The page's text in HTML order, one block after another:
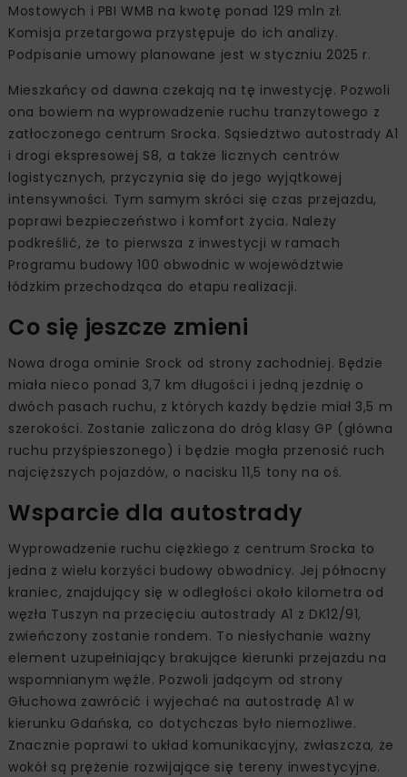
Mostowych i PBI WMB na kwotę ponad 129 mln zł.
Komisja przetargowa przystępuje do ich analizy.
Podpisanie umowy planowane jest w styczniu 2025 r.
Mieszkańcy od dawna czekają na tę inwestycję. Pozwoli
ona bowiem na wyprowadzenie ruchu tranzytowego z
zatłoczonego centrum Srocka. Sąsiedztwo autostrady A1
i drogi ekspresowej S8, a także licznych centrów
logistycznych, przyczynia się do jego wyjątkowej
intensywności. Tym samym skróci się czas przejazdu,
poprawi bezpieczeństwo i komfort życia. Należy
podkreślić, że to pierwsza z inwestycji w ramach
Programu budowy 100 obwodnic w województwie
łódzkim przechodząca do etapu realizacji.
Co się jeszcze zmieni
Nowa droga ominie Srock od strony zachodniej. Będzie
miała nieco ponad 3,7 km długości i jedną jezdnię o
dwóch pasach ruchu, z których każdy będzie miał 3,5 m
szerokości. Zostanie zaliczona do dróg klasy GP (główna
ruchu przyśpieszonego) i będzie mogła przenosić ruch
najcięższych pojazdów, o nacisku 11,5 tony na oś.
Wsparcie dla autostrady
Wyprowadzenie ruchu ciężkiego z centrum Srocka to
jedna z wielu korzyści budowy obwodnicy. Jej północny
kraniec, znajdujący się w odległości około kilometra od
węzła Tuszyn na przecięciu autostrady A1 z DK12/91,
zwieńczony zostanie rondem. To niesłychanie ważny
element uzupełniający brakujące kierunki przejazdu na
wspomnianym węźle. Pozwoli jadącym od strony
Głuchowa zawrócić i wyjechać na autostradę A1 w
kierunku Gdańska, co dotychczas było niemożliwe.
Znacznie poprawi to układ komunikacyjny, zwłaszcza, że
wokół są prężenie rozwijające się tereny inwestycyjne.